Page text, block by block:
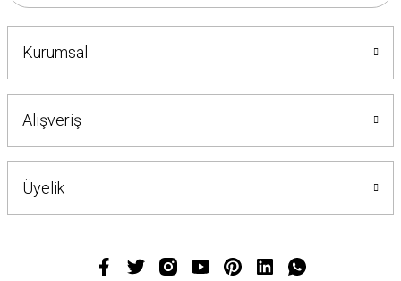
Gönder
Kurumsal
Alışveriş
Üyelik